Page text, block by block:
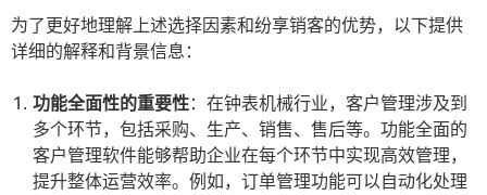
为了更好地理解上述选择因素和纷享销客的优势，以下提供
详细的解释和背景信息：
功能全面性的重要性：在钟表机械行业，客户管理涉及到
多个环节，包括采购、生产、销售、售后等。功能全面的
客户管理软件能够帮助企业在每个环节中实现高效管理，
提升整体运营效率。例如，订单管理功能可以自动化处理